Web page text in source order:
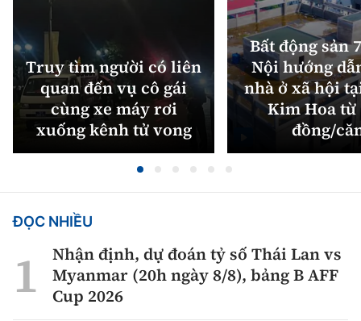
Truy tìm người có liên
quan đến vụ cô gái
cùng xe máy rơi
xuống kênh tử vong
Bất động sản
Nội hướng
nhà ở xã hội
Kim Hoa từ
đồng/
ĐỌC NHIỀU
Nhận định, dự đoán tỷ số Thái Lan vs
Myanmar (20h ngày 8/8), bảng B AFF
Cup 2026